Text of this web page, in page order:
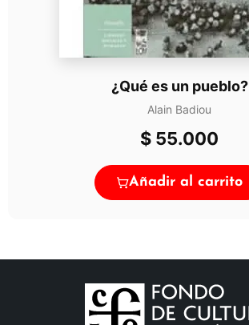
¿Qué es un pueblo?
Alain Badiou
$ 55.000
Añadir al carrito